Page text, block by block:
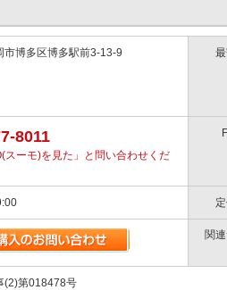
市博多区博多駅前3-13-9
8011
スーモ)を見た」と問い合わせくだ
関
(2)第018478号